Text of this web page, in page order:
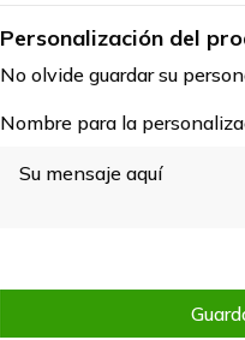
Personalización del
No olvide guardar su
Nombre para la